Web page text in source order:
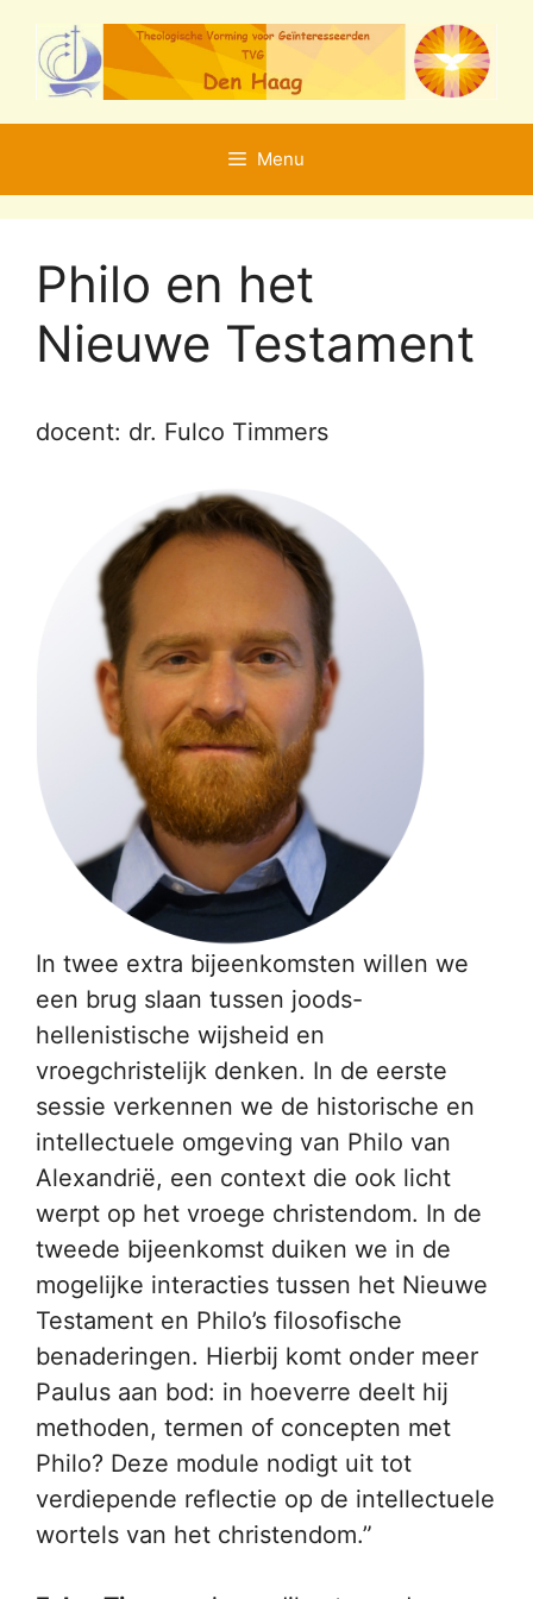
naar
inhoud
Menu
Philo en het
Nieuwe Testament
docent: dr. Fulco Timmers
In twee extra bijeenkomsten willen we
een brug slaan tussen joods-
hellenistische wijsheid en
vroegchristelijk denken. In de eerste
sessie verkennen we de historische en
intellectuele omgeving van Philo van
Alexandrië, een context die ook licht
werpt op het vroege christendom. In de
tweede bijeenkomst duiken we in de
mogelijke interacties tussen het Nieuwe
Testament en Philo’s filosofische
benaderingen. Hierbij komt onder meer
Paulus aan bod: in hoeverre deelt hij
methoden, termen of concepten met
Philo? Deze module nodigt uit tot
verdiepende reflectie op de intellectuele
wortels van het christendom.”